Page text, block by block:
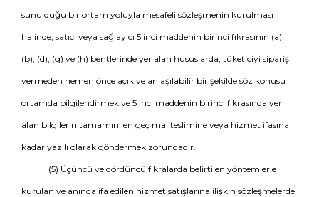
sunulduğu bir ortam yoluyla mesafeli sözleşmenin kurulması
halinde, satıcı veya sağlayıcı 5 inci maddenin birinci fıkrasının (a),
(b), (d), (g) ve (h) bentlerinde yer alan hususlarda, tüketiciyi sipariş
vermeden hemen önce açık ve anlaşılabilir bir şekilde söz konusu
ortamda bilgilendirmek ve 5 inci maddenin birinci fıkrasında yer
alan bilgilerin tamamını en geç mal teslimine veya hizmet ifasına
kadar yazılı olarak göndermek zorundadır.
(5) Üçüncü ve dördüncü fıkralarda belirtilen yöntemlerle
kurulan ve anında ifa edilen hizmet satışlarına ilişkin sözleşmelerde